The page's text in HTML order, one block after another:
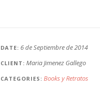
DATE 6 de Septiembre de 2014
CLIENT Maria Jimenez Gallego
CATEGORIES Books y Retratos